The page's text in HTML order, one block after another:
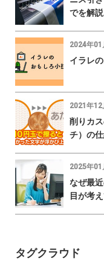
でを解説
2024年01
イラレ
2021年12
削りカ
チ）の
2025年01
なぜ最
目が考え
タグクラウド